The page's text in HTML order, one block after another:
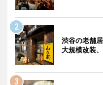
渋谷の老舗
大規模改装